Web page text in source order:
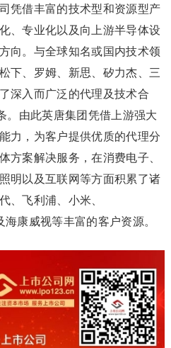
凭借丰富的技术型和资源型产
、专业化以及向上游半导体设
向。与全球知名或国内技术领
下、罗姆、新思、矽力杰、三
深入而广泛的代理及技术合
。由此英唐集团凭借上游强大
力，为客户提供优质的代理分
方案解决服务，在消费电子、
明以及互联网等方面积累了诸
、飞利浦、小米、
康威视等丰富的客户资源。